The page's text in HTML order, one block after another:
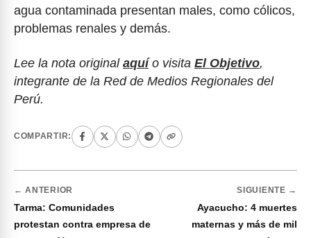
agua contaminada presentan males, como cólicos,
problemas renales y demás.
Lee la nota original aquío visita El Objetivo,
integrante de la Red de Medios Regionales del
Perú.
COMPARTIR:
← ANTERIOR
Tarma: Comunidades
protestan contra empresa de
SIGUIENTE →
Ayacucho: 4 muertes
maternas y más de mil